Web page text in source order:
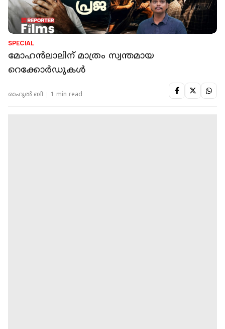
SPECIAL
മോഹൻലാലിന് മാത്രം സ്വന്തമായ
റെക്കോർഡുകൾ
രാഹുൽ ബി 1 min read